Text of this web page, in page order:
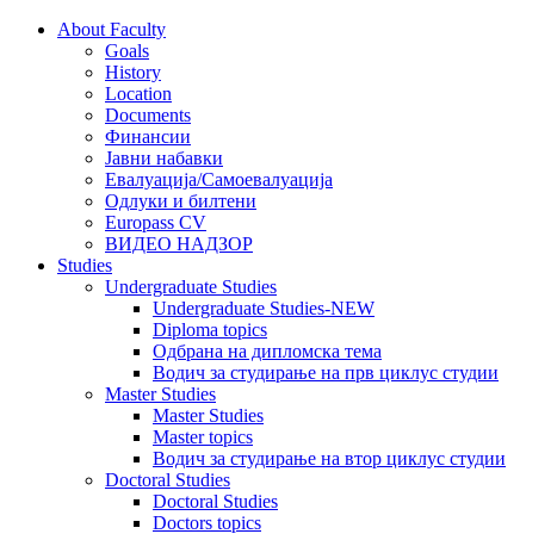
About Faculty
Goals
History
Location
Documents
Финансии
Јавни набавки
Евалуација/Самоевалуација
Одлуки и билтени
Europass CV
ВИДЕО НАДЗОР
Studies
Undergraduate Studies
Undergraduate Studies-NEW
Diploma topics
Одбрана на дипломска тема
Водич за студирање на прв циклус студии
Master Studies
Master Studies
Master topics
Водич за студирање на втор циклус студии
Doctoral Studies
Doctoral Studies
Doctors topics